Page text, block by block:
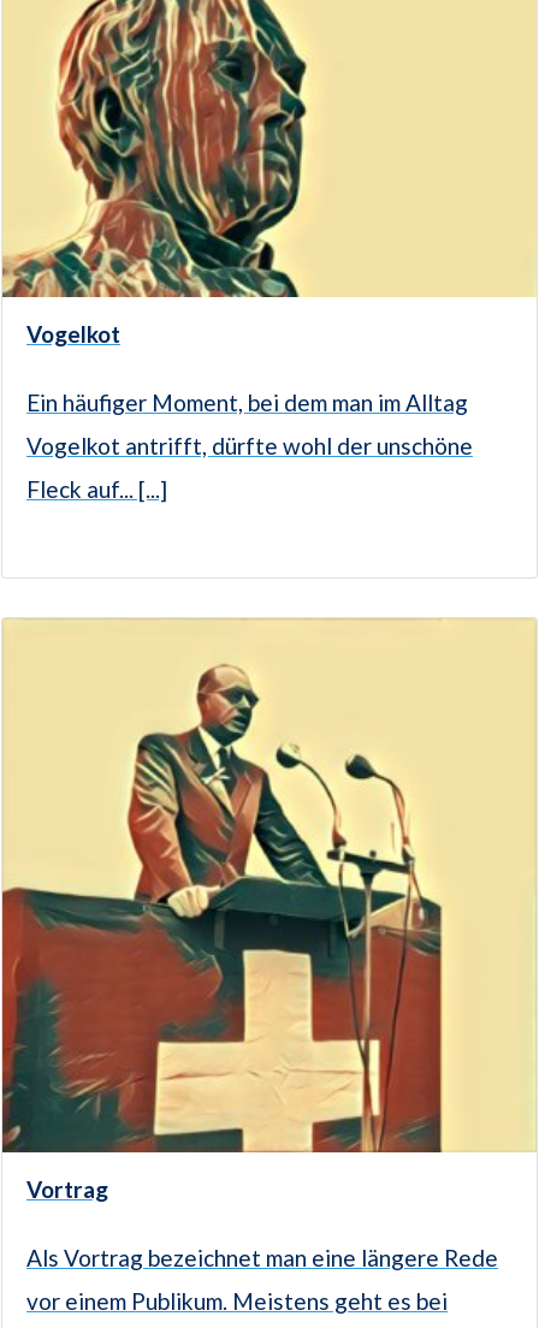
Vogelkot
Ein häufiger Moment, bei dem man im Alltag
Vogelkot antrifft, dürfte wohl der unschöne
Fleck auf... [...]
Vortrag
Als Vortrag bezeichnet man eine längere Rede
vor einem Publikum. Meistens geht es bei